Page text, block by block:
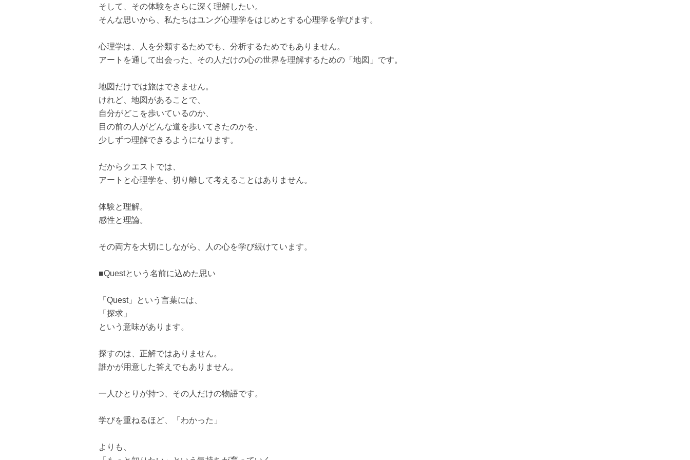
そして、その体験をさらに深く理解したい。
そんな思いから、私たちはユング心理学をはじめとする心理学を学びます。
心理学は、人を分類するためでも、分析するためでもありません。
アートを通して出会った、その人だけの心の世界を理解するための「地図」です。
地図だけでは旅はできません。
けれど、地図があることで、
自分がどこを歩いているのか、
目の前の人がどんな道を歩いてきたのかを、
少しずつ理解できるようになります。
だからクエストでは、
アートと心理学を、切り離して考えることはありません。
体験と理解。
感性と理論。
その両方を大切にしながら、人の心を学び続けています。
■Questという名前に込めた思い
「Quest」という言葉には、
「探求」
という意味があります。
探すのは、正解ではありません。
誰かが用意した答えでもありません。
一人ひとりが持つ、その人だけの物語です。
学びを重ねるほど、「わかった」
よりも、